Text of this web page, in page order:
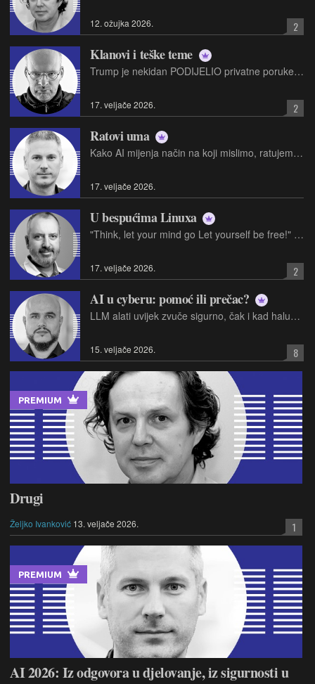
12. ožujka 2026. 2
Klanovi i teške teme
Trump je nekidan PODIJELIO privatne poruke Macrona i Ruttea. Prvo, kakav to sustav za messaging koristi? Izgleda kao SMS na Nokiji 3210 prije 25 godina…
17. veljače 2026. 2
Ratovi uma
Kako AI mijenja način na koji mislimo, ratujemo i komuniciramo
17. veljače 2026.
U bespućima Linuxa
"Think, let your mind go Let yourself be free!" Aretha Franklin: "Think"
17. veljače 2026. 2
AI u cyberu: pomoć ili prečac?
LLM alati uvijek zvuče sigurno, čak i kad haluciniraju. Problem nastaje onda kada im vjeruju ljudi koji ne znaju kako sustav radi ispod haube
15. veljače 2026. 8
PREMIUM
Drugi
Željko Ivanković 13. veljače 2026. 1
PREMIUM
AI 2026: Iz odgovora u djelovanje, iz sigurnosti u